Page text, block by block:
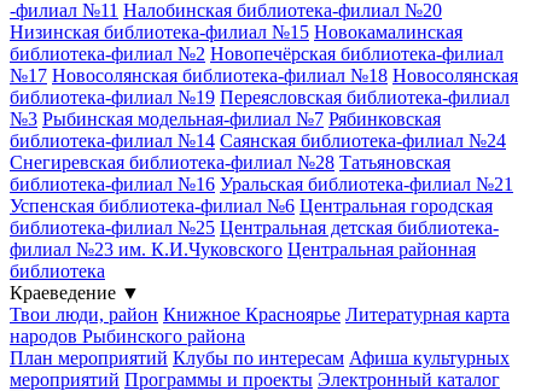
-филиал №11 Налобинская библиотека-филиал №20
Низинская библиотека-филиал №15 Новокамалинская
библиотека-филиал №2 Новопечёрская библиотека-филиал
№17 Новосолянская библиотека-филиал №18 Новосолянская
библиотека-филиал №19 Переясловская библиотека-филиал
№3 Рыбинская модельная-филиал №7 Рябинковская
библиотека-филиал №14 Саянская библиотека-филиал №24
Снегиревская библиотека-филиал №28 Татьяновская
библиотека-филиал №16 Уральская библиотека-филиал №21
Успенская библиотека-филиал №6 Центральная городская
библиотека-филиал №25 Центральная детская библиотека-
филиал №23 им. К.И.Чуковского Центральная районная
библиотека
Краеведение ▼
Твои люди, район Книжное Красноярье Литературная карта
народов Рыбинского района
План мероприятий Клубы по интересам Афиша культурных
мероприятий Программы и проекты Электронный каталог